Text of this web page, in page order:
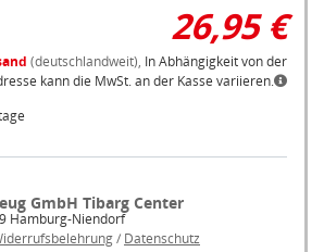
26,95 €
(deutschlandweit), In Abhängigkeit von der
kann die MwSt. an der Kasse variieren.
GmbH Tibarg Center
Hamburg-Niendorf
/ Datenschutz